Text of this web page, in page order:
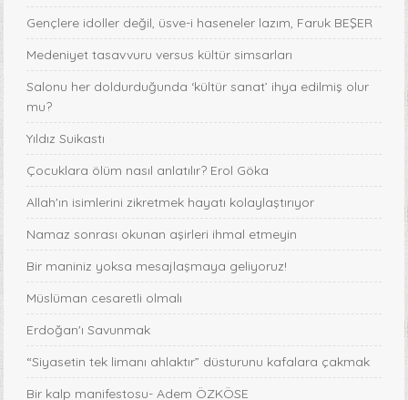
Gençlere idoller değil, üsve-i haseneler lazım, Faruk BEŞER
Medeniyet tasavvuru versus kültür simsarları
Salonu her doldurduğunda ‘kültür sanat’ ihya edilmiş olur
mu?
Yıldız Suikastı
Çocuklara ölüm nasıl anlatılır? Erol Göka
Allah'ın isimlerini zikretmek hayatı kolaylaştırıyor
Namaz sonrası okunan aşirleri ihmal etmeyin
Bir maniniz yoksa mesajlaşmaya geliyoruz!
Müslüman cesaretli olmalı
Erdoğan'ı Savunmak
“Siyasetin tek limanı ahlaktır” düsturunu kafalara çakmak
Bir kalp manifestosu- Adem ÖZKÖSE